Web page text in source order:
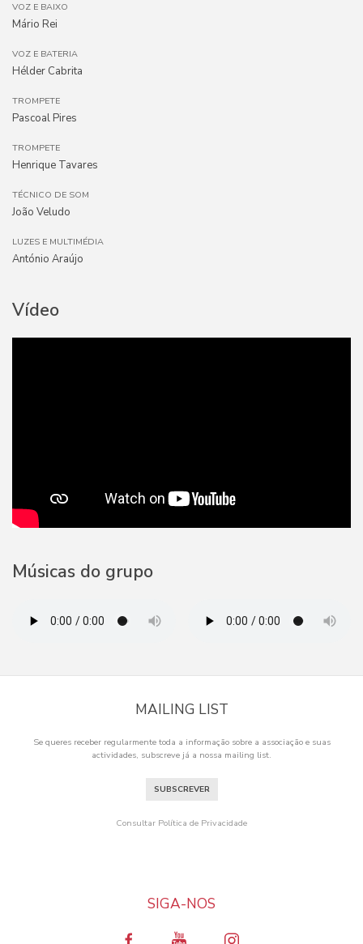
VOZ E BAIXO
Mário Rei
VOZ E BATERIA
Hélder Cabrita
TROMPETE
Pascoal Pires
TROMPETE
Henrique Tavares
TÉCNICO DE SOM
João Veludo
LUZES E MULTIMÉDIA
António Araújo
Vídeo
Músicas do grupo
MAILING LIST
Se queres receber regularmente toda a informação sobre a associação e suas
actividades, subscreve já a nossa mailing list.
SUBSCREVER
Consultar Política de Privacidade
SIGA-NOS